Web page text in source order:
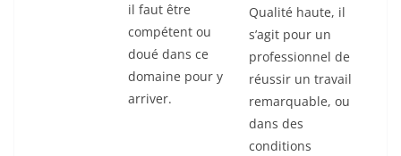
il faut être
compétent ou
doué dans ce
domaine pour y
arriver.
Qualité haute, il
s’agit pour un
professionnel de
réussir un travail
remarquable, ou
dans des
conditions